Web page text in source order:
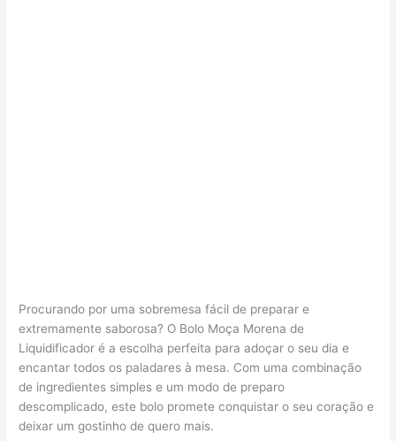
Procurando por uma sobremesa fácil de preparar e
extremamente saborosa? O Bolo Moça Morena de
Liquidificador é a escolha perfeita para adoçar o seu dia e
encantar todos os paladares à mesa. Com uma combinação
de ingredientes simples e um modo de preparo
descomplicado, este bolo promete conquistar o seu coração e
deixar um gostinho de quero mais.